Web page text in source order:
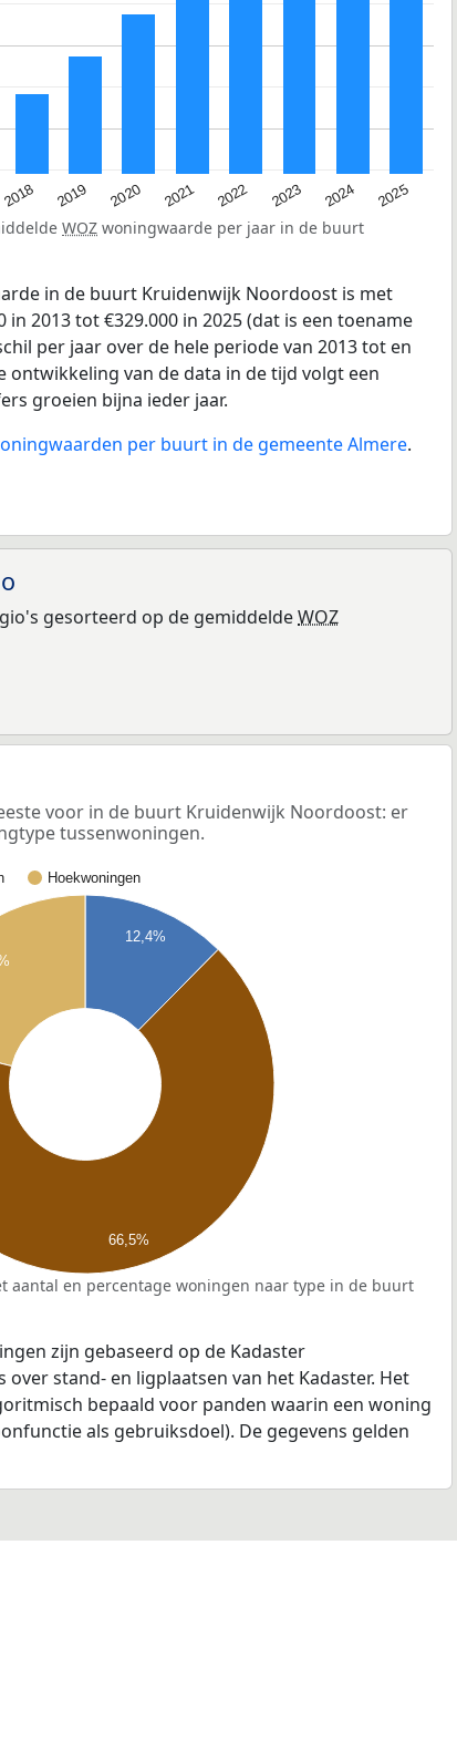
2018 2019 2020 2021 2022 2023 2024 2025
WOZ woningwaarde per jaar in de buurt
in de buurt Kruidenwijk Noordoost is met
in 2013 tot €329.000 in 2025 (dat is een toename
per jaar over de hele periode van 2013 tot en
ontwikkeling van de data in de tijd volgt een
groeien bijna ieder jaar.
per buurt in de gemeente Almere.
gesorteerd op de gemiddeldeWOZ
voor in de buurt Kruidenwijk Noordoost: er
tussenwoningen.
Hoekwoningen
12,4%
66,5%
aantal en percentage woningen naar type in de buurt
zijn gebaseerd op de Kadaster
stand- en ligplaatsen van het Kadaster. Het
bepaald voor panden waarin een woning
als gebruiksdoel). De gegevens gelden